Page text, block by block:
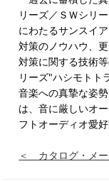
リーズ／ＳＷシリ
にわたるサンスイ
対策のノウハウ、
対策に関する技術
リーズ"ハシモトト
音楽への真摯な姿
は、音に厳しいオ
フトオーディオ愛
＜ カタログ・メ